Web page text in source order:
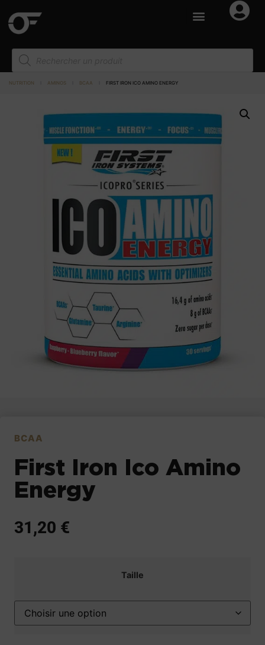
NUTRITION AMINOS BCAA FIRST IRON ICO AMINO ENERGY
BCAA
First Iron Ico Amino
Energy
31,20 €
Taille